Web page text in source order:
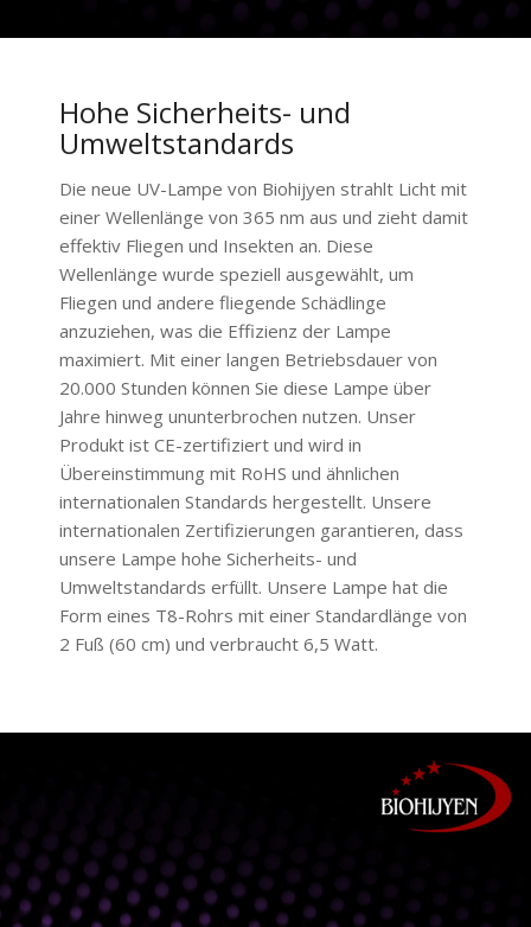
Hohe Sicherheits- und
Umweltstandards
Die neue UV-Lampe von Biohijyen strahlt Licht mit
einer Wellenlänge von 365 nm aus und zieht damit
effektiv Fliegen und Insekten an. Diese
Wellenlänge wurde speziell ausgewählt, um
Fliegen und andere fliegende Schädlinge
anzuziehen, was die Effizienz der Lampe
maximiert. Mit einer langen Betriebsdauer von
20.000 Stunden können Sie diese Lampe über
Jahre hinweg ununterbrochen nutzen. Unser
Produkt ist CE-zertifiziert und wird in
Übereinstimmung mit RoHS und ähnlichen
internationalen Standards hergestellt. Unsere
internationalen Zertifizierungen garantieren, dass
unsere Lampe hohe Sicherheits- und
Umweltstandards erfüllt. Unsere Lampe hat die
Form eines T8-Rohrs mit einer Standardlänge von
2 Fuß (60 cm) und verbraucht 6,5 Watt.